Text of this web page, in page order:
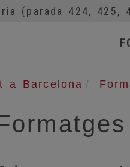
(parada 424, 425,
a Barcelona